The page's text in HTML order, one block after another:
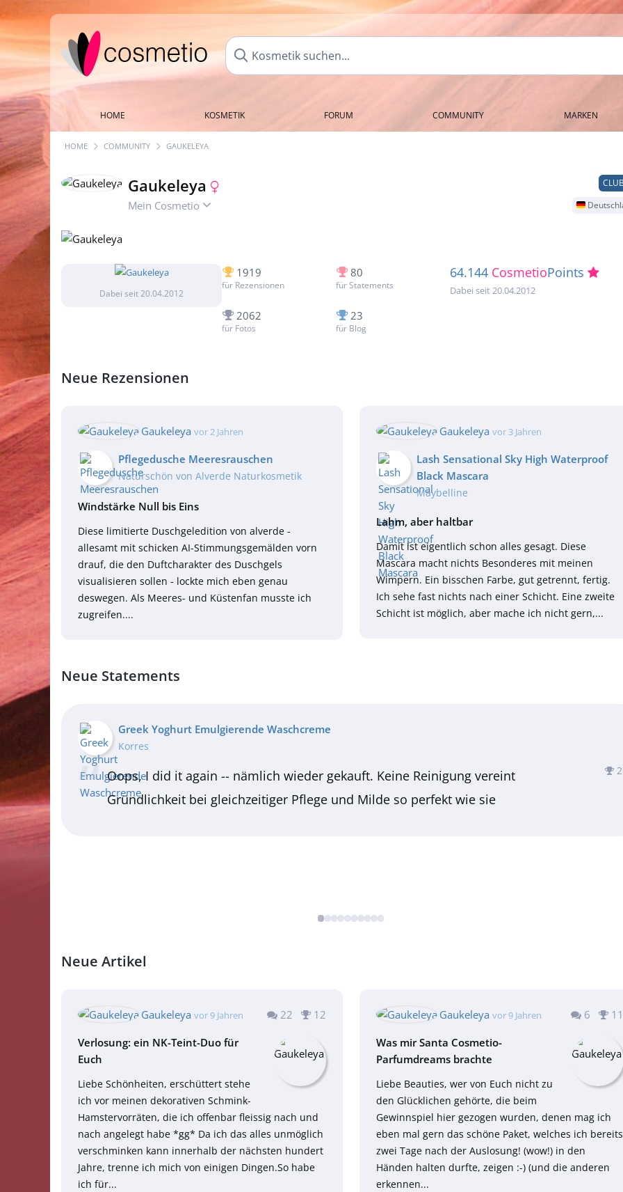
HOME KOSMETIK FORUM COMMUNITY MARKEN
HOME COMMUNITY GAUKELEYA
Gaukeleya
Mein Cosmetio
Dabei seit 20.04.2012
1919
für Rezensionen
80
für Statements
2062
für Fotos
23
für Blog
64.144 CosmetioPoints
Dabei seit 20.04.2012
Neue Rezensionen
Gaukeleya vor 2 Jahren
Pflegedusche Meeresrauschen
Naturschön von Alverde Naturkosmetik
Windstärke Null bis Eins
Diese limitierte Duschgeledition von alverde -
allesamt mit schicken AI-Stimmungsgemälden vorn
drauf, die den Duftcharakter des Duschgels
visualisieren sollen - lockte mich eben genau
deswegen. Als Meeres- und Küstenfan musste ich
zugreifen....
Gaukeleya vor 3 Jahren
Lash Sensational Sky High Waterproof
Black Mascara
Maybelline
Lahm, aber haltbar
Damit ist eigentlich schon alles gesagt. Diese
Mascara macht nichts Besonderes mit meinen
Wimpern. Ein bisschen Farbe, gut getrennt, fertig.
Ich sehe fast nichts nach einer Schicht. Eine zweite
Schicht ist möglich, aber mache ich nicht gern,...
Neue Statements
Greek Yoghurt Emulgierende Waschcreme
Korres
2
Oops, I did it again -- nämlich wieder gekauft. Keine Reinigung vereint
Gründlichkeit bei gleichzeitiger Pflege und Milde so perfekt wie sie
Neue Artikel
Gaukeleya vor 9 Jahren 12
22
Verlosung: ein NK-Teint-Duo für
Euch
Liebe Schönheiten, erschüttert stehe
ich vor meinen dekorativen Schmink-
Hamstervorräten, die ich offenbar fleissig nach und
nach angelegt habe *gg* Da ich das alles unmöglich
verschminken kann innerhalb der nächsten hundert
Jahre, trenne ich mich von einigen Dingen.So habe
ich für...
Gaukeleya vor 9 Jahren 11
6
Was mir Santa Cosmetio-
Parfumdreams brachte
Liebe Beauties, wer von Euch nicht zu
den Glücklichen gehörte, die beim
Gewinnspiel hier gezogen wurden, denen mag ich
eben mal gern das schöne Paket, welches ich bereits
zwei Tage nach der Auslosung! (wow!) in den
Händen halten durfte, zeigen :-) (und die anderen
erkennen...